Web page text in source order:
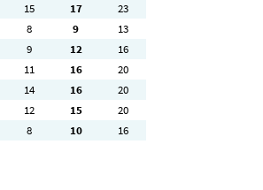
15 17
23
8 9
13
9 12
16
11 16
20
14 16
20
12 15
20
8 10 16